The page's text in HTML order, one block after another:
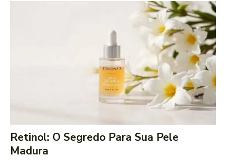
Retinol: O Segredo Para Sua Pele
Madura